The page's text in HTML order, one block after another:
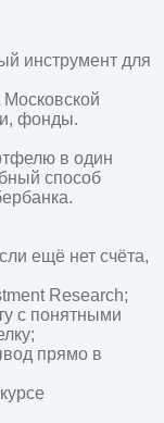
инструмент для
фонды.
в один
способ
ещё нет счёта,
Research;
с понятными
прямо в